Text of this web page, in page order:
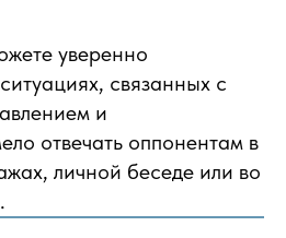
уверенно
связанных с
и
отвечать оппонентам в
личной беседе или во